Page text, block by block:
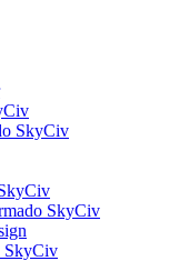
SkyCiv
SkyCiv
SkyCiv